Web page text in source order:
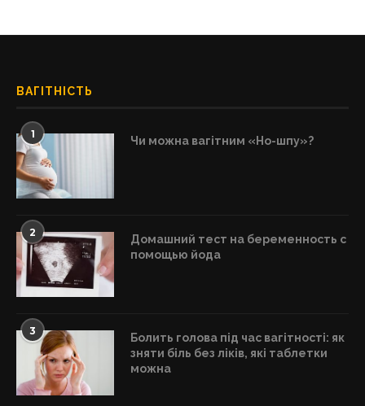
ВАГІТНІСТЬ
1 Чи можна вагітним «Но-шпу»?
2
Домашний тест на беременность с
помощью йода
3
Болить голова під час вагітності: як
зняти біль без ліків, які таблетки
можна